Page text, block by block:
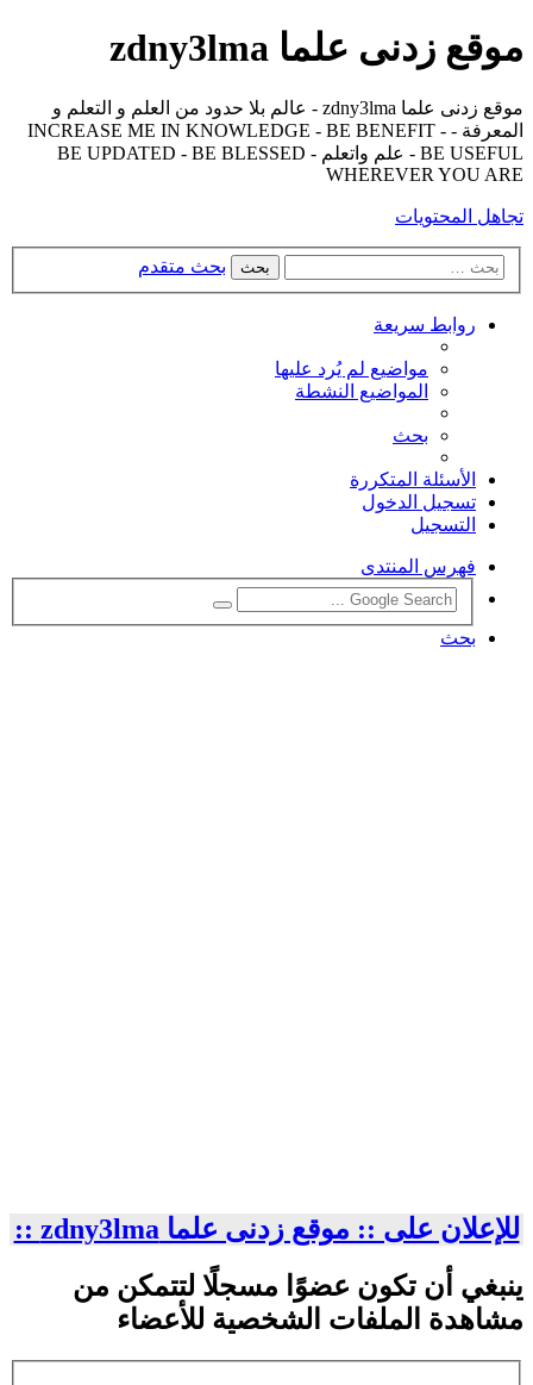
موقع زدنى علما zdny3lma
موقع زدنى علما zdny3lma - عالم بلا حدود من العلم و التعلم و
المعرفة - INCREASE ME IN KNOWLEDGE - BE BENEFIT -
BE USEFUL - علم واتعلم - BE UPDATED - BE BLESSED
WHEREVER YOU ARE
تجاهل المحتويات
بحث بحث متقدم
روابط سريعة
مواضيع لم يُرد عليها
المواضيع النشطة
بحث
الأسئلة المتكررة
تسجيل الدخول
التسجيل
فهرس المنتدى
بحث
للإعلان على :: موقع زدنى علما zdny3lma ::
ينبغي أن تكون عضوًا مسجلًا لتتمكن من
مشاهدة الملفات الشخصية للأعضاء